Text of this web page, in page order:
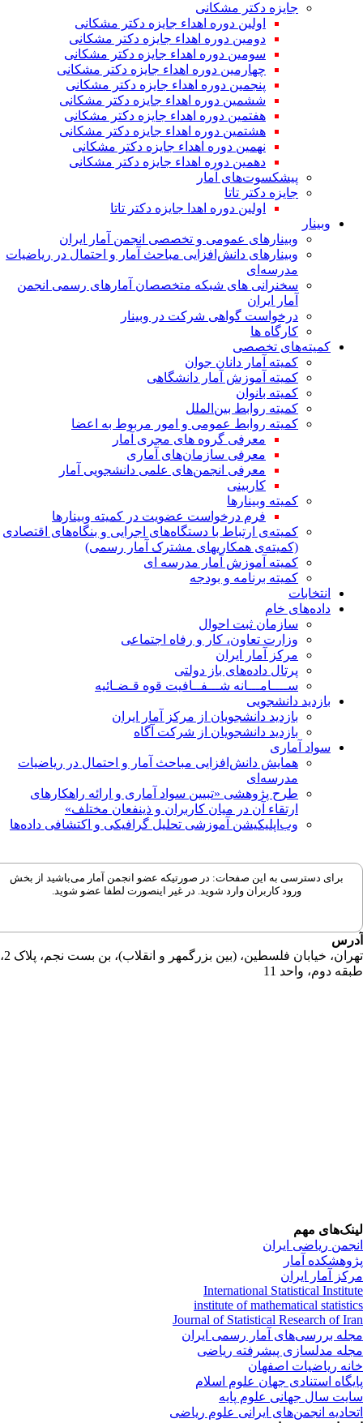
جایزه دکتر مشکانی
اولین دوره اهداء جایزه دکتر مشکانی
دومین دوره اهداء جایزه دکتر مشکانی
سومین دوره اهداء جایزه دکتر مشکانی
چهارمین دوره اهداء جایزه دکتر مشکانی
پنجمین دوره اهداء جایزه دکتر مشکانی
ششمین دوره اهداء جایزه دکتر مشکانی
هفتمین دوره اهداء جایزه دکتر مشکانی
هشتمین دوره اهداء جایزه دکتر مشکانی
نهمین دوره اهداء جایزه دکتر مشکانی
دهمین دوره اهداء جایزه دکتر مشکانی
پیشکسوت‌های آمار
جایزه دکتر تاتا
اولین دوره اهدا جایزه دکتر تاتا
وبینار
وبینارهای عمومی و تخصصی انجمن آمار ایران
وبینارهای دانش‌افزایی مباحث آمار و احتمال در ریاضیات
مدرسه‌ای
سخنرانی های شبکه متخصصان آمارهای رسمی انجمن
آمار ایران
درخواست گواهی شرکت در وبینار
کارگاه ها
کمیته‌های تخصصی
کمیته آمار دانان جوان
کمیته آموزش آمار دانشگاهی
کمیته بانوان
کمیته روابط بین‌الملل
کمیته روابط عمومی و امور مربوط به اعضا
معرفی گروه های مجری آمار
معرفی سازمان‌های آماری
معرفی انجمن‌های علمی دانشجویی آمار
کاربینی
کمیته وبینارها
فرم درخواست عضویت در کمیته وبینارها
کمیته‌ی ارتباط با دستگاه‌های اجرایی و بنگاه‌های اقتصادی
(کمیته‌ی همکاریهای مشترک آمار رسمی)
کمیته آموزش آمار مدرسه ای
کمیته برنامه و بودجه
انتخابات
داده‌های خام
سازمان ثبت احوال
وزارت تعاون، کار و رفاه اجتماعی
مرکز آمار ایران
پرتال داده‌های باز دولتی
ســــامـــانه شـــفــافیت قوه قـضـائیه
بازدید دانشجویی
بازدید دانشجویان از مرکز آمار ایران
بازدید دانشجویان از شرکت آگاه
سواد آماری
همایش دانش‌افزایی مباحث آمار و احتمال در ریاضیات
مدرسه‌ای
طرح پژوهشی «تبیین سواد آماری و ارائه راهکارهای
ارتقاء آن در میان کاربران و ذینفعان مختلف»
وب‌اپلیکیشن آموزشی تحلیل گرافیکی و اکتشافی داده‌ها
برای دسترسی به این صفحات: در صورتیکه عضو انجمن آمار می‌باشید از بخش
ورود کاربران وارد شوید. در غیر اینصورت لطفا عضو شوید.
دوم، واحد 11
مهم
ریاضی ایران
آمار
آمار ایران
International Statistical
institute of mathematical
Journal of Statistical Research of
بررسی‌های آمار رسمی ایران
مدلسازی پیشرفته ریاضی
ریاضیات اصفهان
استنادی جهان علوم اسلام
سال جهانی علوم پایه
انجمن‌های ایرانی علوم ریاضی